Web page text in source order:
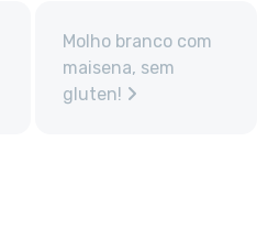
Molho branco com
maisena, sem
gluten!